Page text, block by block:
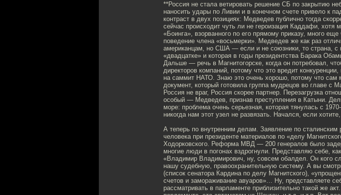
**Россия не стала ветировать решение СБ по закрытию
наносить удары по Ливии и в конечном счете привело к
контраст в двух позициях: Медведев публично тогда
сейчас происходит чуть ли не героизация Каддафи, хотя
«Боинга», взорванного по его прямому приказу, много
поведение члена «восьмерки». Медведев же как раз
американцам, но США — если и не союзники, то страна, с
«двадцатке» и которая в годы президентства Барака
Дальше — речь в Магнитогорске, когда он потребовал,
директоров компаний, потому что это вредит
на саммит НАТО. Знаю это очень хорошо, потому что сам
документ, который готовила группа мудрецов во главе с
Россия не враг, Россия скорее партнер. Перезагрузка
особый — Медведев, признав преступления в Катыни.
море: проблема очень серьезная, которая тянулась с
никогда нам этот узел не развязать. Начался, если
А теперь по внутренним делам. Заявление по сталинским
человека при президенте материалов по «делу
Ходорковского. Реформа МВД — 200 генералов было
многие люди в погонах вздрогнули. Представляю себе,
«Владимир Владимирович, ну, совсем обалдел. Он кого
нашу судебную, правоохранительную систему. А вы
(список сенатора Кардина по делу Магнитского),
счетов и замораживание авуаров»… Ну, представляете
рассматривать в парламенте приблизительно такой же